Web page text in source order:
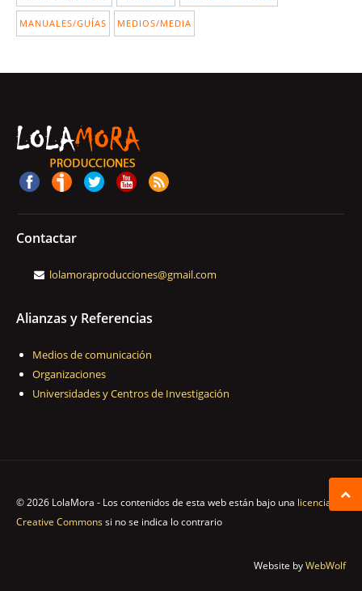
MANUALES/GUÍAS MEDIOS/MEDIA
Contactar
lolamoraproducciones@gmail.com
Alianzas y Referencias
Medios de comunicación
Organizaciones
Universidades y Centros de Investigación
© 2026 LolaMora - Los contenidos de esta web están bajo una licencia
Creative Commonssi no se indica lo contrario
Website byWebWolf